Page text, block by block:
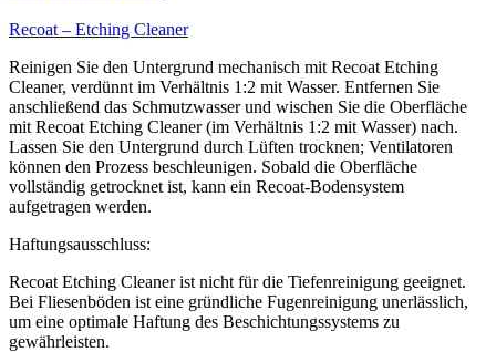
Recoat – Etching Cleaner
Reinigen Sie den Untergrund mechanisch mit Recoat Etching
Cleaner, verdünnt im Verhältnis 1:2 mit Wasser. Entfernen Sie
anschließend das Schmutzwasser und wischen Sie die Oberfläche
mit Recoat Etching Cleaner (im Verhältnis 1:2 mit Wasser) nach.
Lassen Sie den Untergrund durch Lüften trocknen; Ventilatoren
können den Prozess beschleunigen. Sobald die Oberfläche
vollständig getrocknet ist, kann ein Recoat-Bodensystem
aufgetragen werden.
Haftungsausschluss:
Recoat Etching Cleaner ist nicht für die Tiefenreinigung geeignet.
Bei Fliesenböden ist eine gründliche Fugenreinigung unerlässlich,
um eine optimale Haftung des Beschichtungssystems zu
gewährleisten.